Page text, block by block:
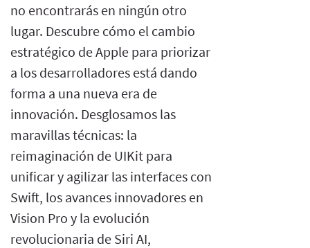
no encontrarás en ningún otro
lugar. Descubre cómo el cambio
estratégico de Apple para priorizar
a los desarrolladores está dando
forma a una nueva era de
innovación. Desglosamos las
maravillas técnicas: la
reimaginación de UIKit para
unificar y agilizar las interfaces con
Swift, los avances innovadores en
Vision Pro y la evolución
revolucionaria de Siri AI,